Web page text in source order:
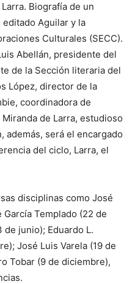
Biografía de un
Aguilar y la
Culturales (SECC).
Abellán, presidente del
de la Sección literaria del
López, director de la
coordinadora de
de Larra, estudioso
además, será el encargado
del ciclo, Larra, el
disciplinas como José
Templado (22 de
junio); Eduardo L.
José Luis Varela (19 de
Tobar (9 de diciembre),